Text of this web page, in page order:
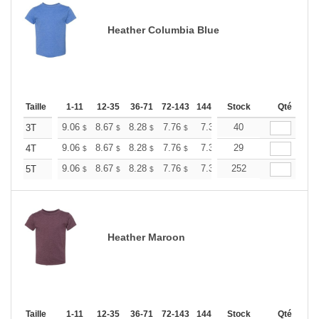
Heather Columbia Blue
Taille 1-11 12-35 36-71 72-143 144-287 288 + Plus
Stock Qté
3T 9.06 $ 8.67 $ 8.28 $ 7.76 $ 7.38 7.25
40
4T
9.06 $ 8.67 $ 8.28 $ 7.76 $ 7.38 7.25
29
5T
9.06 $ 8.67 $ 8.28 $ 7.76 $ 7.38 7.25
252
Heather Maroon
Taille 1-11 12-35 36-71 72-143 144-287 288 + Plus
Stock Qté